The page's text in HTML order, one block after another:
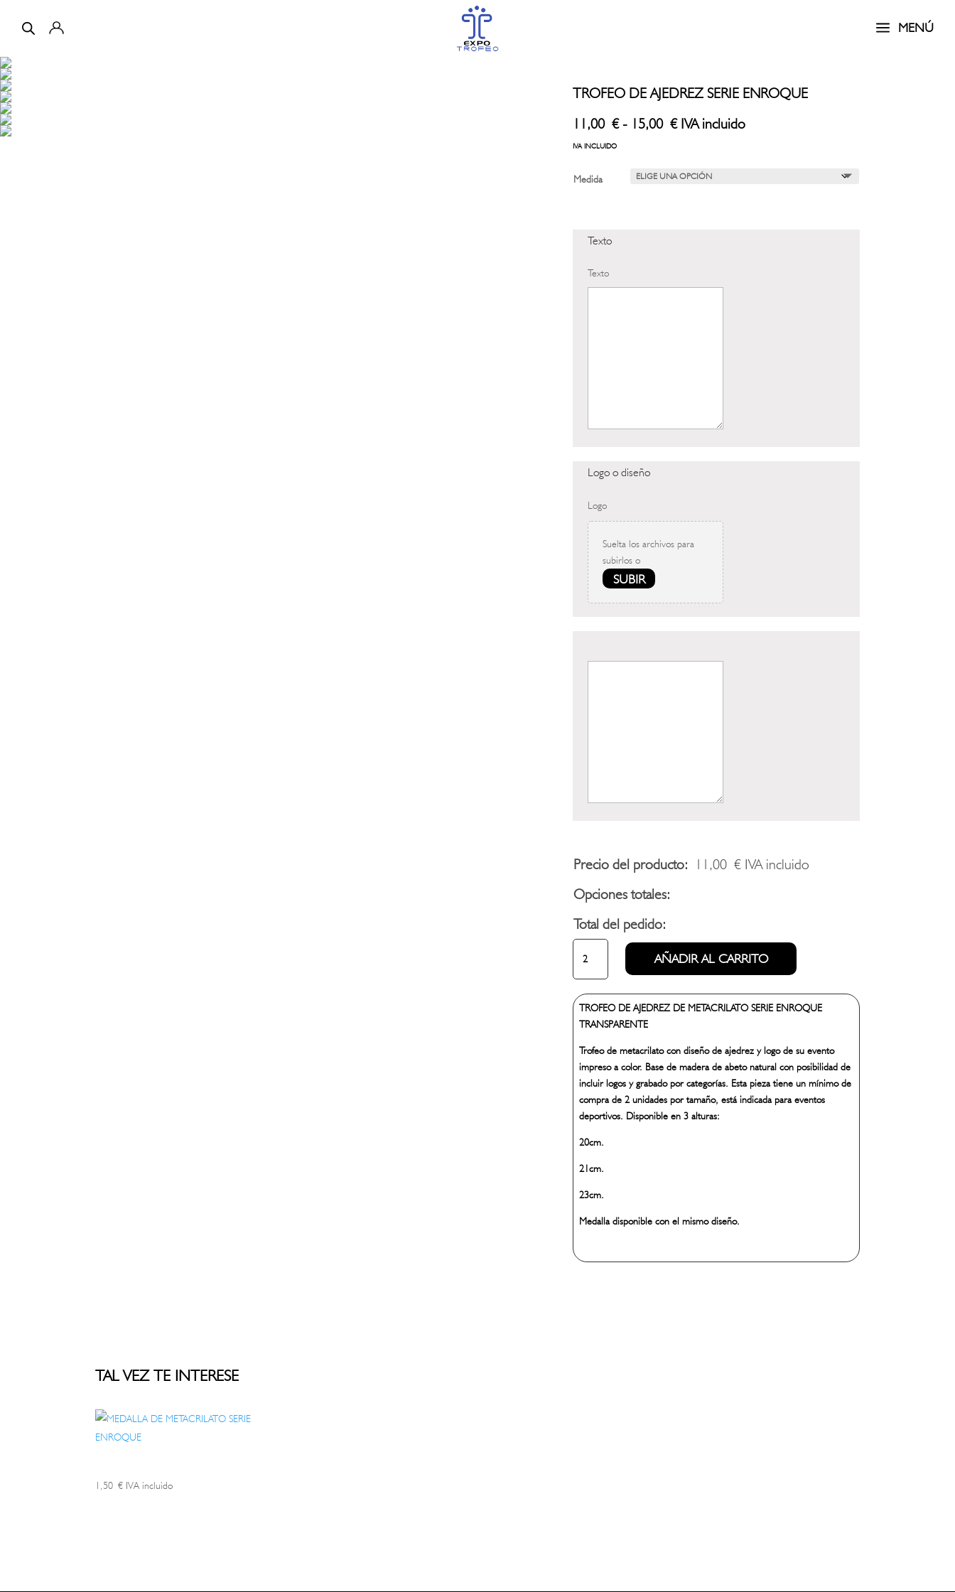
a MENÚ
TROFEO DE AJEDREZ SERIE ENROQUE
11,00€ - 15,00€Rango
desde
IVA incluido
IVA INCLUIDO
Medida
Texto
Texto
Logo o diseño
Logo
Suelta los archivos para
subirlos o
SUBIR
Precio del producto: 11,00€ IVA incluido
Opciones totales:
Total del pedido:
DE
AJEDREZ
SERIE
ENROQUE
cantidad
AÑADIR AL CARRITO
TROFEO DE AJEDREZ DE METACRILATO SERIE ENROQUE
TRANSPARENTE
Trofeo de metacrilato con diseño de ajedrez y logo de su evento
impreso a color. Base de madera de abeto natural con posibilidad de
incluir logos y grabado por categorías. Esta pieza tiene un mínimo de
compra de 2 unidades por tamaño, está indicada para eventos
deportivos. Disponible en 3 alturas:
20cm.
21cm.
23cm.
Medalla disponible con el mismo diseño.
TAL VEZ TE INTERESE
1,50€ IVA incluido